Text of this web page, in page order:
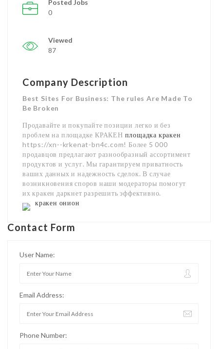
Posted Jobs
0
Viewed
87
Company Description
Best Sites For Business: The rules Are Made To
Be Broken
Продавайте и покупайте позиции легко и без
проблем на площадке КРАКЕН площадка кракен
https://xn--krkenat-bn4c.com! Более 5 000
продавцов предлагают разнообразный ассортимент
продуктов и услуг. Мы гарантируем приватность
ваших данных и надежность сделок. В случае
возникновения споров наши модераторы помогут
их кракен даркнет разрешить эффективно.
кракен онион
Contact Form
User Name:
Email Address:
Phone Number: